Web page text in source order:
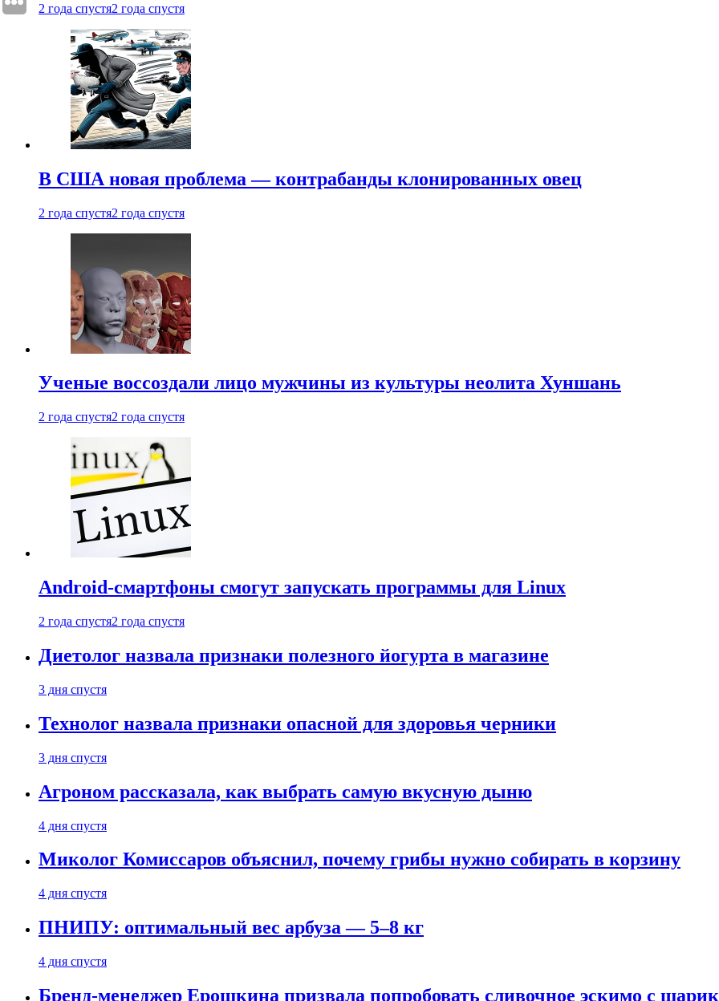
2 года спустя2 года спустя
В США новая проблема — контрабанды клонированных овец
2 года спустя2 года спустя
Ученые воссоздали лицо мужчины из культуры неолита Хуншань
2 года спустя2 года спустя
Android-смартфоны смогут запускать программы для Linux
2 года спустя2 года спустя
Диетолог назвала признаки полезного йогурта в магазине
3 дня спустя
Технолог назвала признаки опасной для здоровья черники
3 дня спустя
Агроном рассказала, как выбрать самую вкусную дыню
4 дня спустя
Миколог Комиссаров объяснил, почему грибы нужно собирать в корзину
4 дня спустя
ПНИПУ: оптимальный вес арбуза — 5–8 кг
4 дня спустя
Бренд-менеджер Ерошкина призвала попробовать сливочное эскимо с